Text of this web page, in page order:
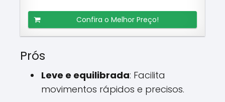
Confira o Melhor Preço!
Prós
Leve e equilibrada: Facilita
movimentos rápidos e precisos.